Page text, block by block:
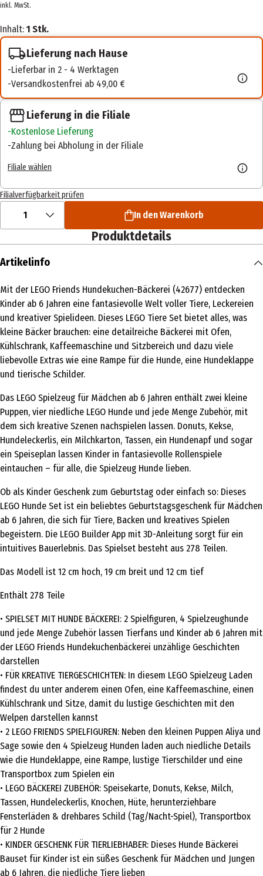
inkl. MwSt.
Inhalt: 1 Stk.
Lieferung nach Hause
Lieferbar in 2 - 4 Werktagen
Versandkostenfrei ab 49,00 €
Lieferung in die Filiale
Kostenlose Lieferung
Zahlung bei Abholung in der Filiale
Filiale wählen
Filialverfügbarkeit prüfen
1 In den Warenkorb
Produktdetails
Artikelinfo
Mit der LEGO Friends Hundekuchen-Bäckerei (42677) entdecken
Kinder ab 6 Jahren eine fantasievolle Welt voller Tiere, Leckereien
und kreativer Spielideen. Dieses LEGO Tiere Set bietet alles, was
kleine Bäcker brauchen: eine detailreiche Bäckerei mit Ofen,
Kühlschrank, Kaffeemaschine und Sitzbereich und dazu viele
liebevolle Extras wie eine Rampe für die Hunde, eine Hundeklappe
und tierische Schilder.
Das LEGO Spielzeug für Mädchen ab 6 Jahren enthält zwei kleine
Puppen, vier niedliche LEGO Hunde und jede Menge Zubehör, mit
dem sich kreative Szenen nachspielen lassen. Donuts, Kekse,
Hundeleckerlis, ein Milchkarton, Tassen, ein Hundenapf und sogar
ein Speiseplan lassen Kinder in fantasievolle Rollenspiele
eintauchen – für alle, die Spielzeug Hunde lieben.
Ob als Kinder Geschenk zum Geburtstag oder einfach so: Dieses
LEGO Hunde Set ist ein beliebtes Geburtstagsgeschenk für Mädchen
ab 6 Jahren, die sich für Tiere, Backen und kreatives Spielen
begeistern. Die LEGO Builder App mit 3D-Anleitung sorgt für ein
intuitives Bauerlebnis. Das Spielset besteht aus 278 Teilen.
Das Modell ist 12 cm hoch, 19 cm breit und 12 cm tief
Enthält 278 Teile
• SPIELSET MIT HUNDE BÄCKEREI: 2 Spielfiguren, 4 Spielzeughunde
und jede Menge Zubehör lassen Tierfans und Kinder ab 6 Jahren mit
der LEGO Friends Hundekuchenbäckerei unzählige Geschichten
darstellen
• FÜR KREATIVE TIERGESCHICHTEN: In diesem LEGO Spielzeug Laden
findest du unter anderem einen Ofen, eine Kaffeemaschine, einen
Kühlschrank und Sitze, damit du lustige Geschichten mit den
Welpen darstellen kannst
• 2 LEGO FRIENDS SPIELFIGUREN: Neben den kleinen Puppen Aliya und
Sage sowie den 4 Spielzeug Hunden laden auch niedliche Details
wie die Hundeklappe, eine Rampe, lustige Tierschilder und eine
Transportbox zum Spielen ein
• LEGO BÄCKEREI ZUBEHÖR: Speisekarte, Donuts, Kekse, Milch,
Tassen, Hundeleckerlis, Knochen, Hüte, herunterziehbare
Fensterläden & drehbares Schild (Tag/Nacht-Spiel), Transportbox
für 2 Hunde
• KINDER GESCHENK FÜR TIERLIEBHABER: Dieses Hunde Bäckerei
Bauset für Kinder ist ein süßes Geschenk für Mädchen und Jungen
ab 6 Jahren, die niedliche Tiere lieben